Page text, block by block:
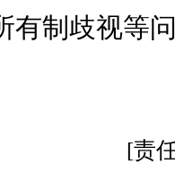
有制歧视等
[责